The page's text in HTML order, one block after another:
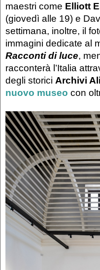
maestri come Elliott
(giovedì alle 19) e
settimana, inoltre, il
immagini dedicate al
Racconti di luce,
racconterà l’Italia
degli storici Archivi
nuovo museo con